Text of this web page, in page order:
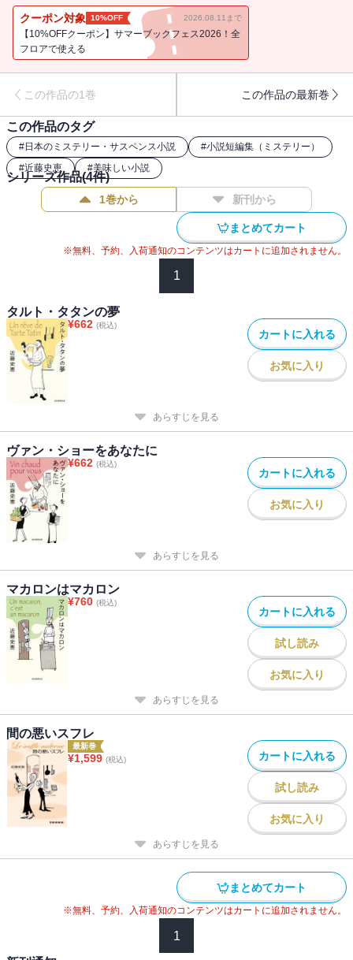
り。そんな彼が、客たちの巻き込まれた事件や不可解な出来事の謎
をあざやかに解く。常連の西田さんが体調を崩したわけは？ フラ
ンス人の恋人はなぜ最低のカスレをつくったのか？ 絶品料理の
クーポン対象 10%OFF 2026.08.11まで
【10%OFFクーポン】サマーブックフェス2026！全
フロアで使える
この作品の1巻 この作品の最新巻
この作品のタグ
#日本のミステリー・サスペンス小説 #小説短編集（ミステリー）
#近藤史恵 #美味しい小説
シリーズ作品(4件)
1巻から 新刊から
まとめてカート
※無料、予約、入荷通知のコンテンツはカートに追加されません。
1
タルト・タタンの夢
¥662 (税込)
カートに入れる
お気に入り
あらすじを見る
ヴァン・ショーをあなたに
¥662 (税込)
カートに入れる
お気に入り
あらすじを見る
マカロンはマカロン
¥760 (税込)
カートに入れる
試し読み
お気に入り
あらすじを見る
間の悪いスフレ
最新巻
¥1,599 (税込) カートに入れる
試し読み
お気に入り
あらすじを見る
まとめてカート
※無料、予約、入荷通知のコンテンツはカートに追加されません。
1